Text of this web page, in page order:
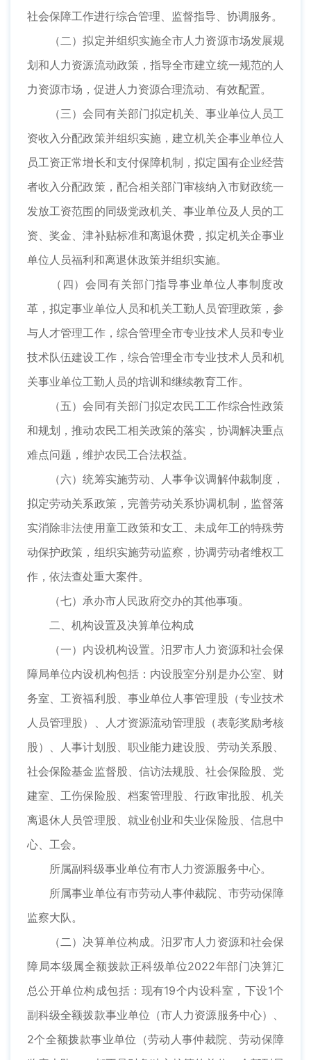
社会保障工作进行综合管理、监督指导、协调服务。
（二）拟定并组织实施全市人力资源市场发展规
划和人力资源流动政策，指导全市建立统一规范的人
力资源市场，促进人力资源合理流动、有效配置。
（三）会同有关部门拟定机关、事业单位人员工
资收入分配政策并组织实施，建立机关企事业单位人
员工资正常增长和支付保障机制，拟定国有企业经营
者收入分配政策，配合相关部门审核纳入市财政统一
发放工资范围的同级党政机关、事业单位及人员的工
资、奖金、津补贴标准和离退休费，拟定机关企事业
单位人员福利和离退休政策并组织实施。
（四）会同有关部门指导事业单位人事制度改
革，拟定事业单位人员和机关工勤人员管理政策，参
与人才管理工作，综合管理全市专业技术人员和专业
技术队伍建设工作，综合管理全市专业技术人员和机
关事业单位工勤人员的培训和继续教育工作。
（五）会同有关部门拟定农民工工作综合性政策
和规划，推动农民工相关政策的落实，协调解决重点
难点问题，维护农民工合法权益。
（六）统筹实施劳动、人事争议调解仲裁制度，
拟定劳动关系政策，完善劳动关系协调机制，监督落
实消除非法使用童工政策和女工、未成年工的特殊劳
动保护政策，组织实施劳动监察，协调劳动者维权工
作，依法查处重大案件。
（七）承办市人民政府交办的其他事项。
二、机构设置及决算单位构成
（一）内设机构设置。汨罗市人力资源和社会保
障局单位内设机构包括：内设股室分别是办公室、财
务室、工资福利股、事业单位人事管理股（专业技术
人员管理股）、人才资源流动管理股（表彰奖励考核
股）、人事计划股、职业能力建设股、劳动关系股、
社会保险基金监督股、信访法规股、社会保险股、党
建室、工伤保险股、档案管理股、行政审批股、机关
离退休人员管理股、就业创业和失业保险股、信息中
心、工会。
所属副科级事业单位有市人力资源服务中心。
所属事业单位有市劳动人事仲裁院、市劳动保障
监察大队。
（二）决算单位构成。汨罗市人力资源和社会保
障局本级属全额拨款正科级单位2022年部门决算汇
总公开单位构成包括：现有19个内设科室，下设1个
副科级全额拨款事业单位（市人力资源服务中心）、
2个全额拨款事业单位（劳动人事仲裁院、劳动保障